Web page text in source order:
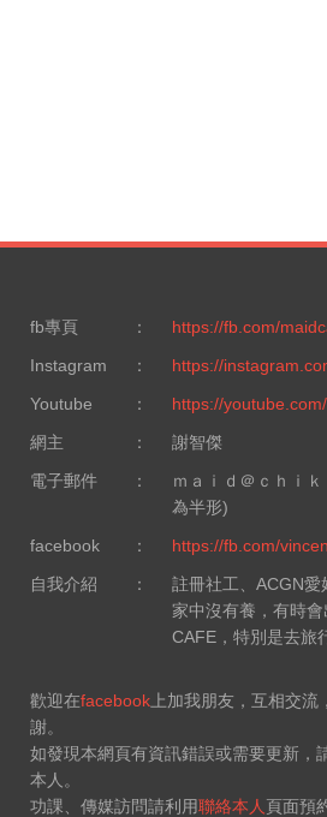
fb專頁 ：
https://fb.com/
Instagram
：
https://
Youtube
：
https://
網主
：
謝智傑
電子郵件
：
ｍａｉｄ＠ｃｈｉ
為半形)
facebook
：
https://fb.com/
自我介紹
：
註冊社工、ACGN愛
家中沒有養，有時
CAFE，特別是去旅
歡迎在facebook 上加我朋友，互相交流
謝。
如發現本網頁有資訊錯誤或需要更新，
本人。
功課、傳媒訪問請利用聯絡本人 頁面預